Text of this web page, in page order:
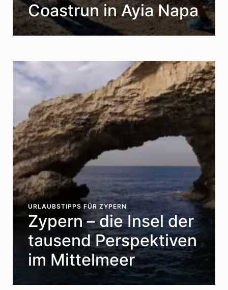
Coastrun in Ayia Napa
URLAUBSTIPPS FÜR ZYPERN
Zypern – die Insel der
tausend Perspektiven
im Mittelmeer